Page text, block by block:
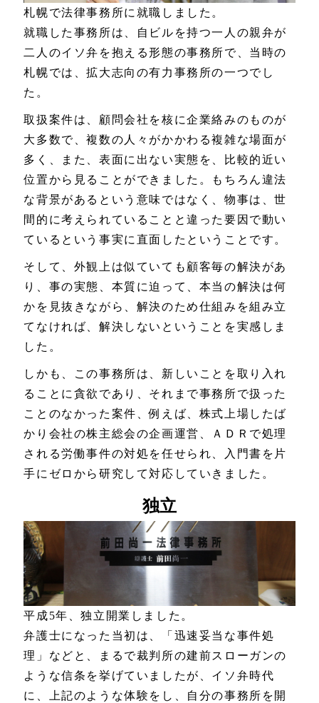
札幌で法律事務所に就職しました。
就職した事務所は、自ビルを持つ一人の親弁が
二人のイソ弁を抱える形態の事務所で、当時の
札幌では、拡大志向の有力事務所の一つでし
た。
取扱案件は、顧問会社を核に企業絡みのものが
大多数で、複数の人々がかかわる複雑な場面が
多く、また、表面に出ない実態を、比較的近い
位置から見ることができました。もちろん違法
な背景があるという意味ではなく、物事は、世
間的に考えられていることと違った要因で動い
ているという事実に直面したということです。
そして、外観上は似ていても顧客毎の解決があ
り、事の実態、本質に迫って、本当の解決は何
かを見抜きながら、解決のため仕組みを組み立
てなければ、解決しないということを実感しま
した。
しかも、この事務所は、新しいことを取り入れ
ることに貪欲であり、それまで事務所で扱った
ことのなかった案件、例えば、株式上場したば
かり会社の株主総会の企画運営、ＡＤＲで処理
される労働事件の対処を任せられ、入門書を片
手にゼロから研究して対応していきました。
独立
平成5年、独立開業しました。
弁護士になった当初は、「迅速妥当な事件処
理」などと、まるで裁判所の建前スローガンの
ような信条を挙げていましたが、イソ弁時代
に、上記のような体験をし、自分の事務所を開